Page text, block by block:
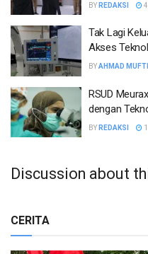
BY REDAKSI
Tak Lagi
Akses
BYAHMAD MUFTI
RSUD
dengan
BY REDAKSI
Discussion about
CERITA